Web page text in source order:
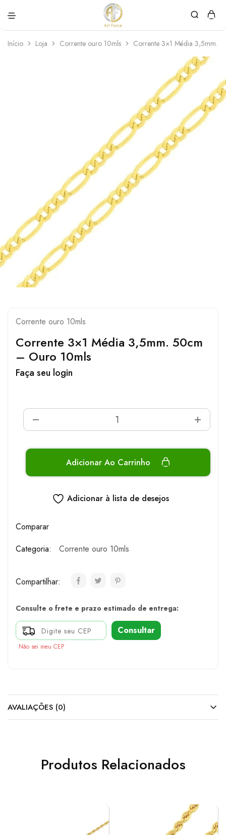
Force
personalizadas
Início Loja Corrente ouro 10mls Corrente 3×1 Média 3,5mm.
Corrente ouro 10mls
Corrente 3×1 Média 3,5mm. 50cm
– Ouro 10mls
Faça seu login
Adicionar Ao Carrinho
Adicionar à lista de desejos
Comparar
Categoria:
Corrente ouro 10mls
Compartilhar:
Consulte o frete e prazo estimado de entrega:
Consultar
Não sei meu CEP
AVALIAÇÕES (0)
Produtos Relacionados